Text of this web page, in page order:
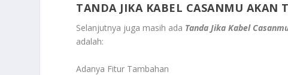
TANDA JIKA KABEL CASANMU AKAN
Selanjutnya juga masih ada Tanda Jika Kabel
adalah:
Adanya Fitur Tambahan